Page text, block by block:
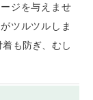
ジを与えませ
ツルツルしま
も防ぎ、むし